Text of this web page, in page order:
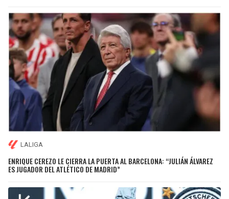
LALIGA
ENRIQUE CEREZO LE CIERRA LA PUERTA AL BARCELONA: “JULIÁN ÁLVAREZ
ES JUGADOR DEL ATLÉTICO DE MADRID”